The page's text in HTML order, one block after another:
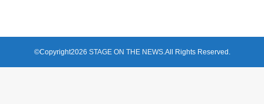
©Copyright2026 STAGE ON THE NEWS.All Rights Reserved.